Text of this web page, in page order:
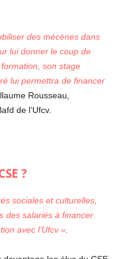
des mécènes dans
lui donner le coup de
son stage
lui permettra de financer
Rousseau,
de l’Ufcv.
?
sociales et culturelles,
des salariés à financer
avec l’Ufcv »